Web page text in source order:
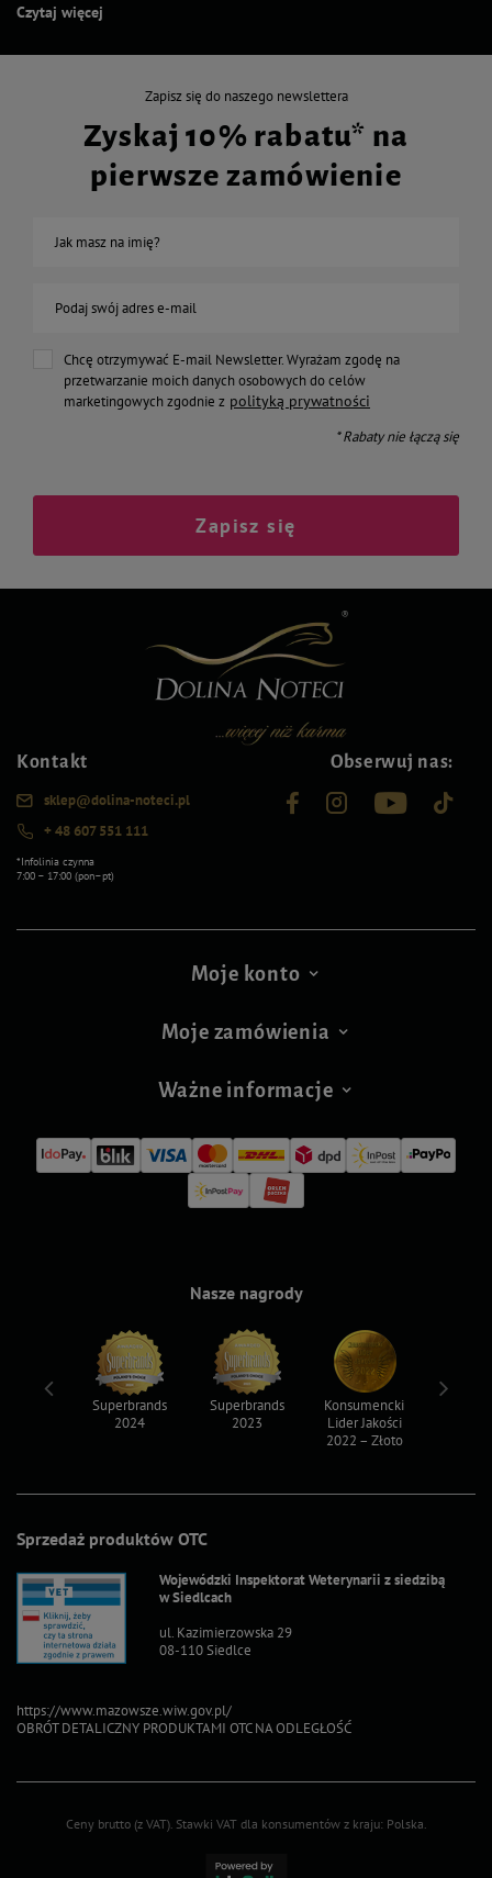
Czytaj więcej
Zapisz się do naszego newslettera
Zyskaj 10% rabatu* na
pierwsze zamówienie
Jak masz na imię?
Podaj swój adres e-mail
Chcę otrzymywać E-mail Newsletter. Wyrażam zgodę na
przetwarzanie moich danych osobowych do celów
marketingowych zgodnie z polityką prywatności
* Rabaty nie łączą się
Zapisz się
Kontakt
sklep@dolina-noteci.pl
+ 48 607 551 111
*Infolinia czynna
7:00 – 17:00 (pon–pt)
Obserwuj nas:
Moje konto
Moje zamówienia
Ważne informacje
Sprzedaż produktów OTC
Wojewódzki Inspektorat Weterynarii z siedzibą
w Siedlcach
ul. Kazimierzowska 29
08-110 Siedlce
https://www.mazowsze.wiw.gov.pl/
OBRÓT DETALICZNY PRODUKTAMI OTC NA ODLEGŁOŚĆ
Nasze nagrody
Superbrands
2024
Superbrands
2023
Konsumencki
Lider Jakości
2022 – Złoto
Ceny brutto (z VAT). Stawki VAT dla konsumentów z kraju: Polska.